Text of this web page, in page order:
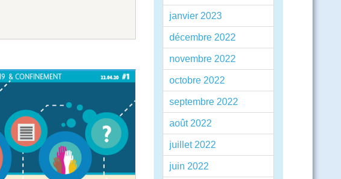
janvier 2023
décembre 2022
novembre 2022
octobre 2022
septembre 2022
août 2022
juillet 2022
juin 2022